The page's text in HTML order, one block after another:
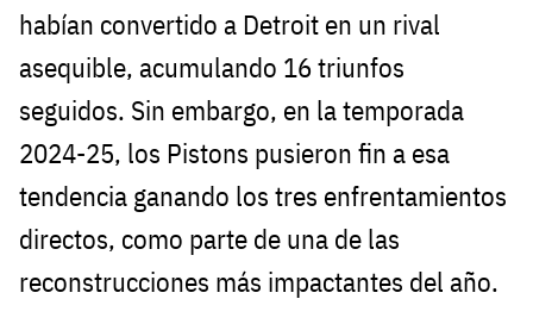
habían convertido a Detroit en un rival
asequible, acumulando 16 triunfos
seguidos. Sin embargo, en la temporada
2024-25, los Pistons pusieron fin a esa
tendencia ganando los tres enfrentamientos
directos, como parte de una de las
reconstrucciones más impactantes del año.